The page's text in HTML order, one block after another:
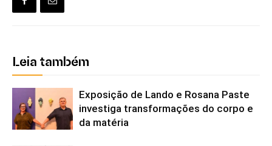
Leia também
Exposição de Lando e Rosana Paste
investiga transformações do corpo e
da matéria